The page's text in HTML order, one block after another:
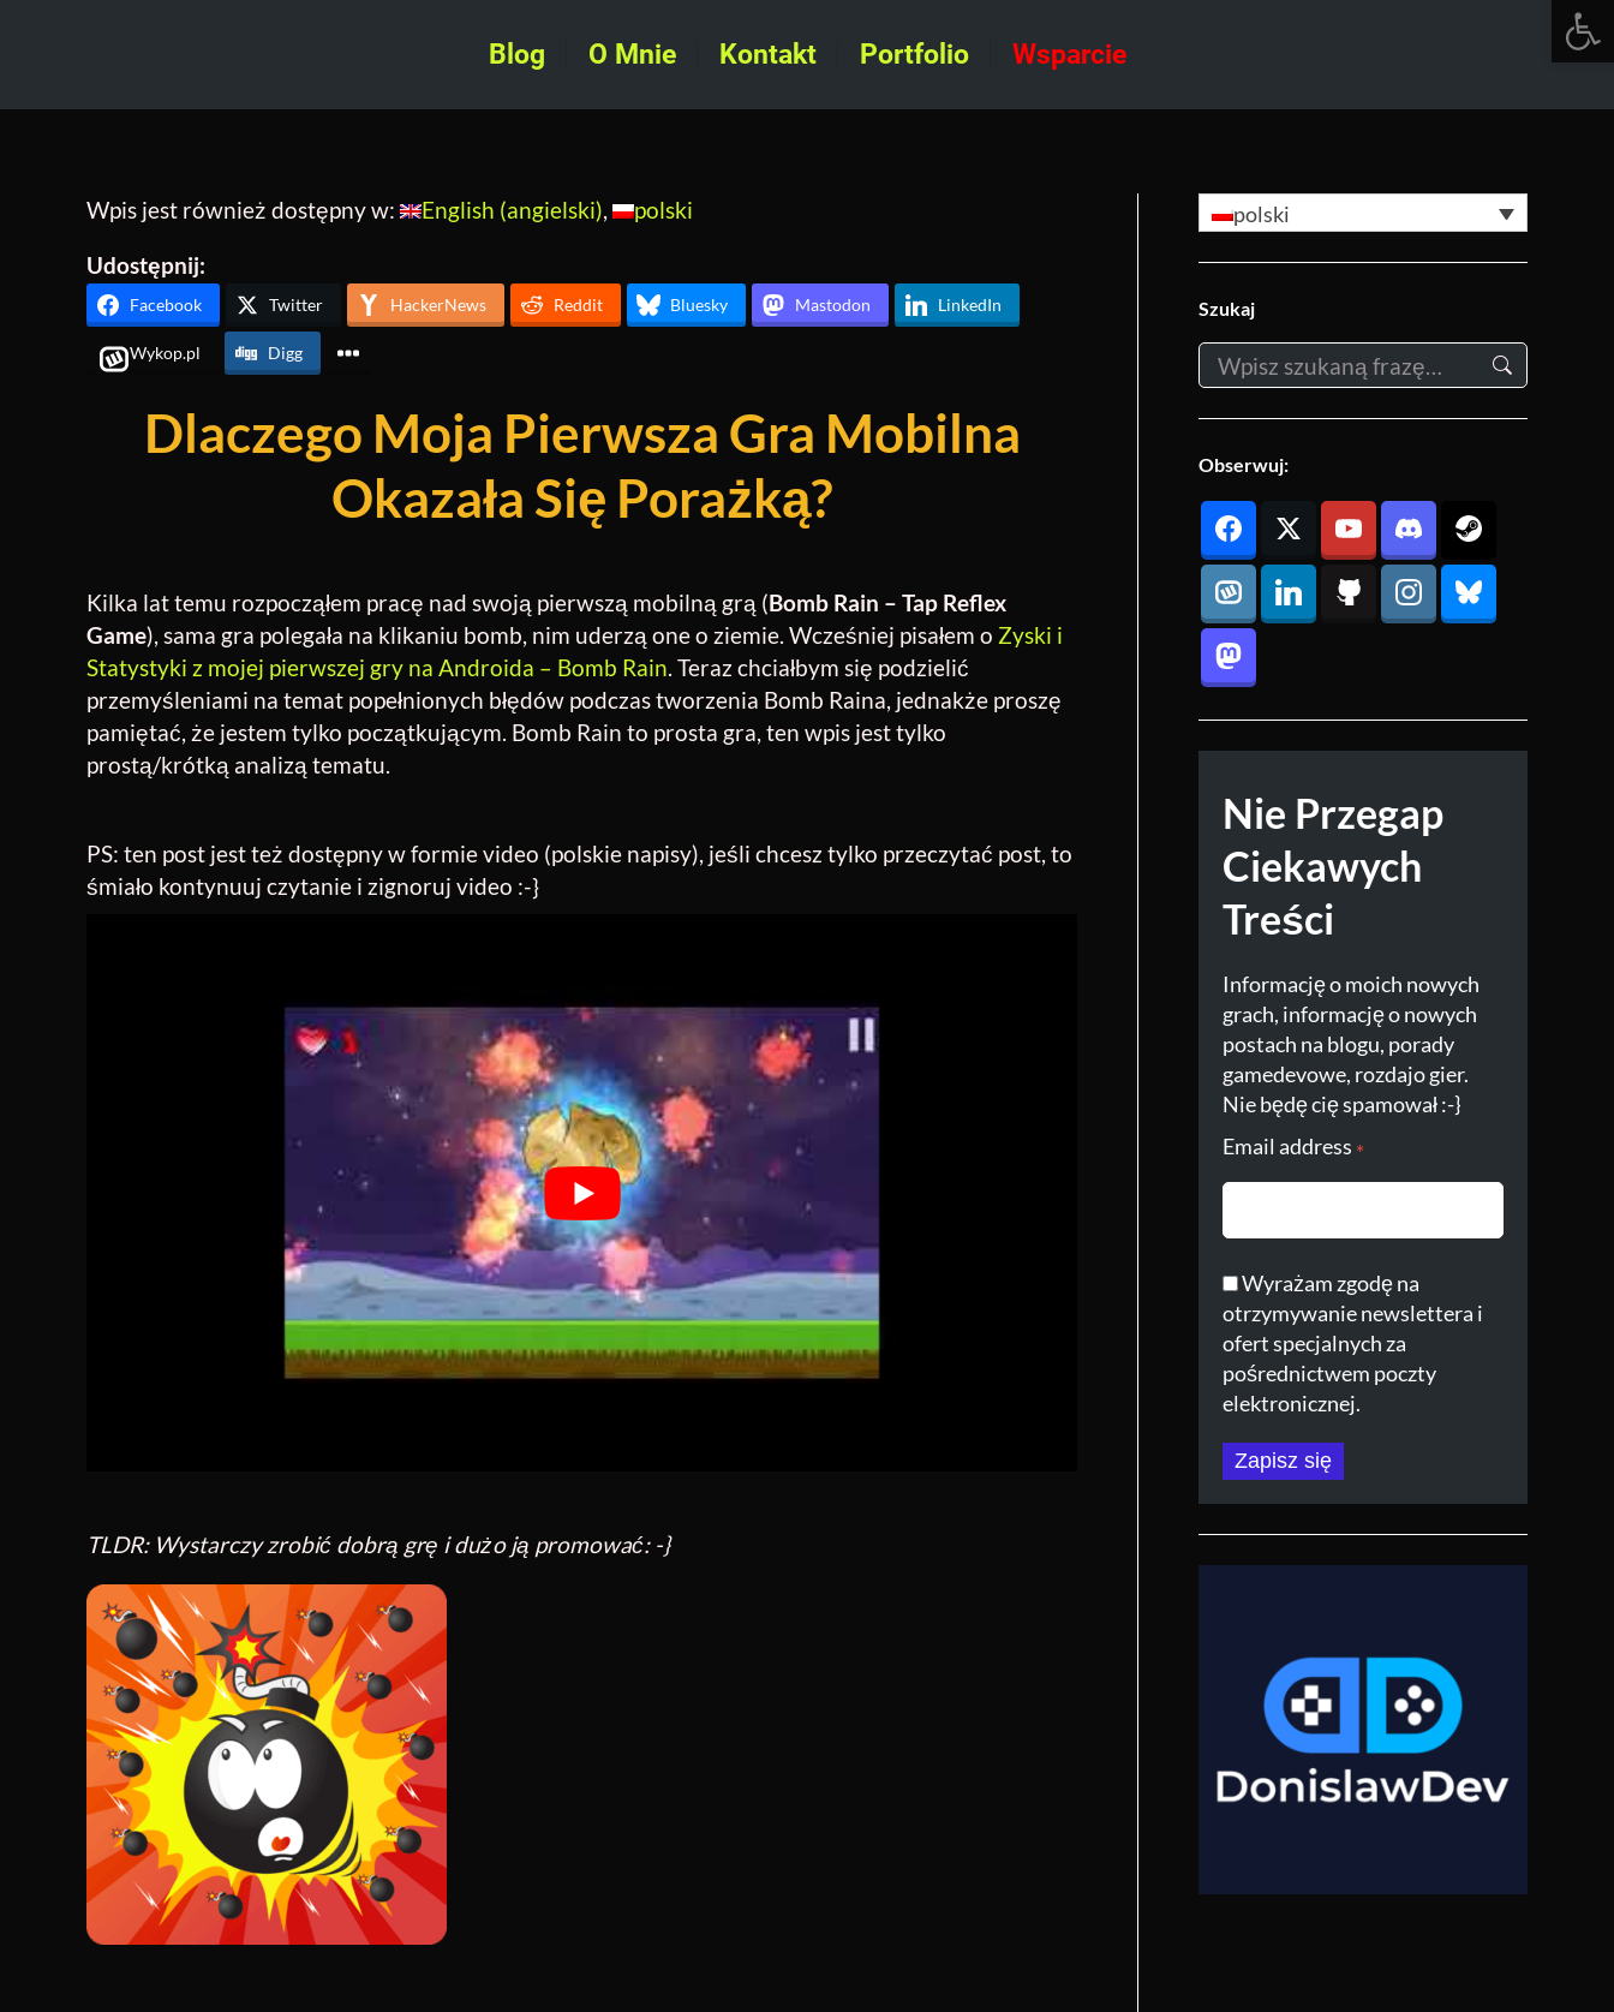
Blog O Mnie Kontakt Portfolio Wsparcie
Wpis jest również dostępny w: English (angielski)
polski
Udostępnij:
Facebook Twitter HackerNews Reddit Bluesky Mastodon LinkedIn
Wykop.pl Digg
Dlaczego Moja Pierwsza Gra Mobilna
Okazała Się Porażką?
Kilka lat temu rozpocząłem pracę nad swoją pierwszą mobilną grą (Bomb Rain – Tap Reflex
Game), sama gra polegała na klikaniu bomb, nim uderzą one o ziemie. Wcześniej pisałem o Zyski i
Statystyki z mojej pierwszej gry na Androida – Bomb Rain. Teraz chciałbym się podzielić
przemyśleniami na temat popełnionych błędów podczas tworzenia Bomb Raina, jednakże proszę
pamiętać, że jestem tylko początkującym. Bomb Rain to prosta gra, ten wpis jest tylko
prostą/krótką analizą tematu.
PS: ten post jest też dostępny w formie video (polskie napisy), jeśli chcesz tylko przeczytać post, to
śmiało kontynuuj czytanie i zignoruj video :-}
TLDR: Wystarczy zrobić dobrą grę i dużo ją promować: -}
polski
Szukaj
Szukaj:
Obserwuj:
Nie Przegap
Ciekawych
Treści
Informację o moich nowych
grach, informację o nowych
postach na blogu, porady
gamedevowe, rozdajo gier.
Nie będę cię spamował :-}
Email address *
Wyrażam zgodę na
otrzymywanie newslettera i
ofert specjalnych za
pośrednictwem poczty
elektronicznej.
Zapisz się